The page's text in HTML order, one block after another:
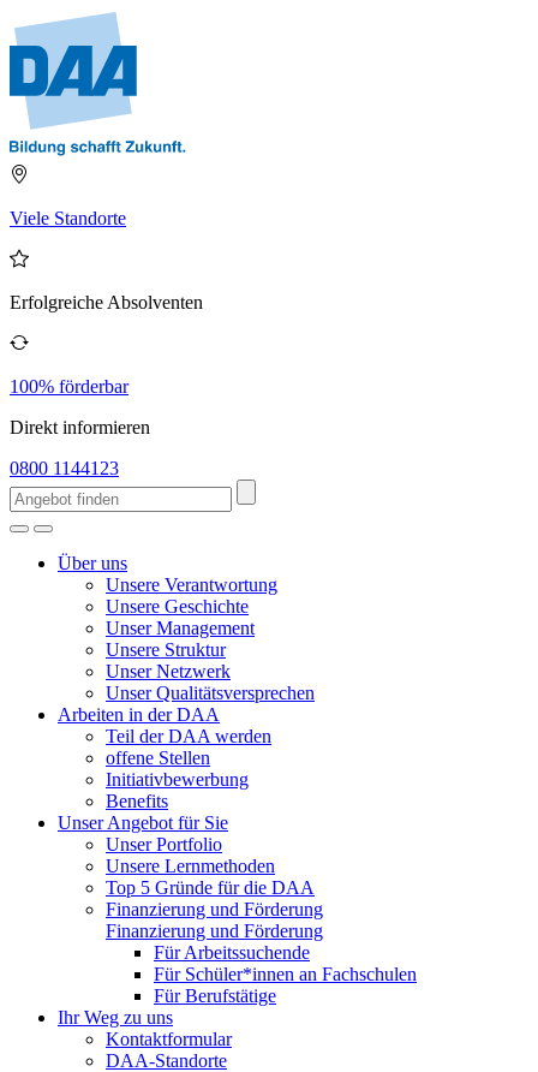
Viele Standorte
Erfolgreiche Absolventen
100% förderbar
Direkt informieren
0800 1144123
Über uns
Unsere Verantwortung
Unsere Geschichte
Unser Management
Unsere Struktur
Unser Netzwerk
Unser Qualitätsversprechen
Arbeiten in der DAA
Teil der DAA werden
offene Stellen
Initiativbewerbung
Benefits
Unser Angebot für Sie
Unser Portfolio
Unsere Lernmethoden
Top 5 Gründe für die DAA
Finanzierung und Förderung
Finanzierung und Förderung
Für Arbeitssuchende
Für Schüler*innen an Fachschulen
Für Berufstätige
Ihr Weg zu uns
Kontaktformular
DAA-Standorte